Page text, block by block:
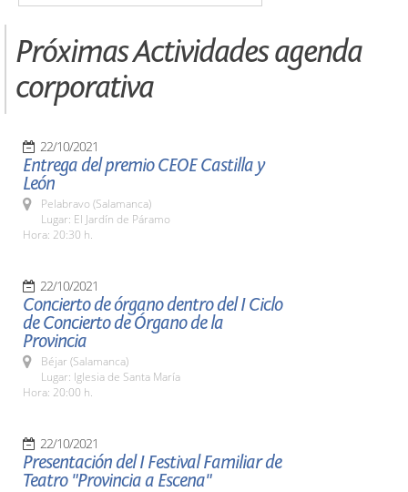
Próximas Actividades agenda
corporativa
22/10/2021
Entrega del premio CEOE Castilla y
León
Pelabravo (Salamanca)
Lugar: El Jardín de Páramo
Hora: 20:30 h.
22/10/2021
Concierto de órgano dentro del I Ciclo
de Concierto de Órgano de la
Provincia
Béjar (Salamanca)
Lugar: Iglesia de Santa María
Hora: 20:00 h.
22/10/2021
Presentación del I Festival Familiar de
Teatro "Provincia a Escena"